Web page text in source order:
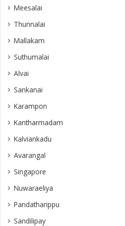
Meesalai
Thunnalai
Mallakam
Suthumalai
Alvai
Sankanai
Karampon
Kantharmadam
Kalviankadu
Avarangal
Singapore
Nuwaraeliya
Pandatharippu
Sandilipay